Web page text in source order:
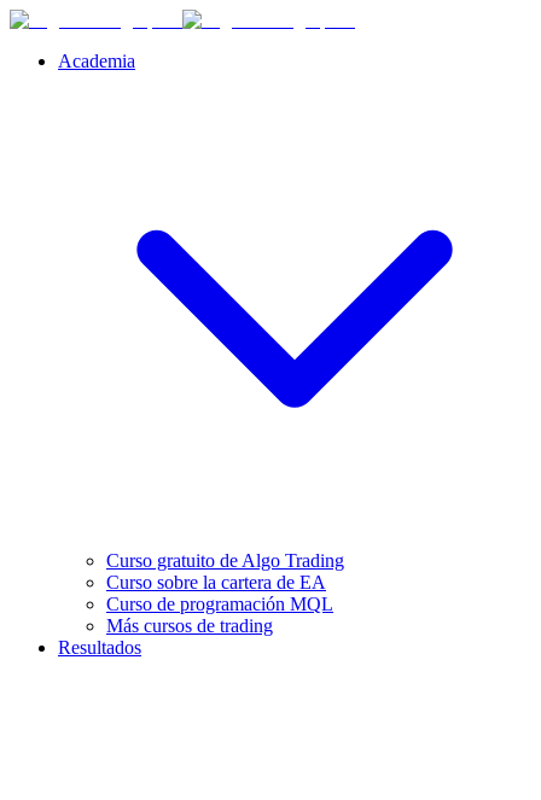
Academia
Curso gratuito de Algo Trading
Curso sobre la cartera de EA
Curso de programación MQL
Más cursos de trading
Resultados